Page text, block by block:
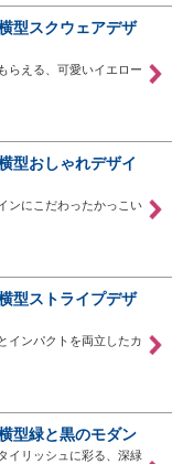
型スクウェアデザ
らえる、可愛いイエロー
型おしゃれデザイ
ンにこだわったかっこい
型ストライプデザ
インパクトを両立したカ
型緑と黒のモダン
イリッシュに彩る、深緑